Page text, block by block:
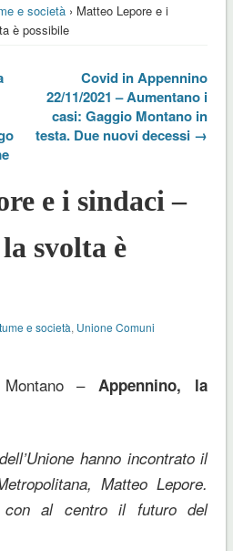
e società› Matteo Lepore e i
è possibile
Covid in Appennino
22/11/2021 – Aumentano i
casi: Gaggio Montano in
testa. Due nuovi decessi →
e i sindaci –
svolta è
e società, Unione Comuni
Montano – Appennino, la
hanno incontrato il
Matteo Lepore.
al centro il futuro del